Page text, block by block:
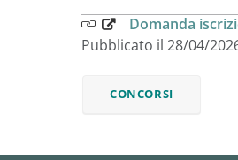
Domanda
Pubblicato il 28/04/
CONCORSI